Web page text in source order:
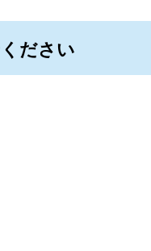
ださい